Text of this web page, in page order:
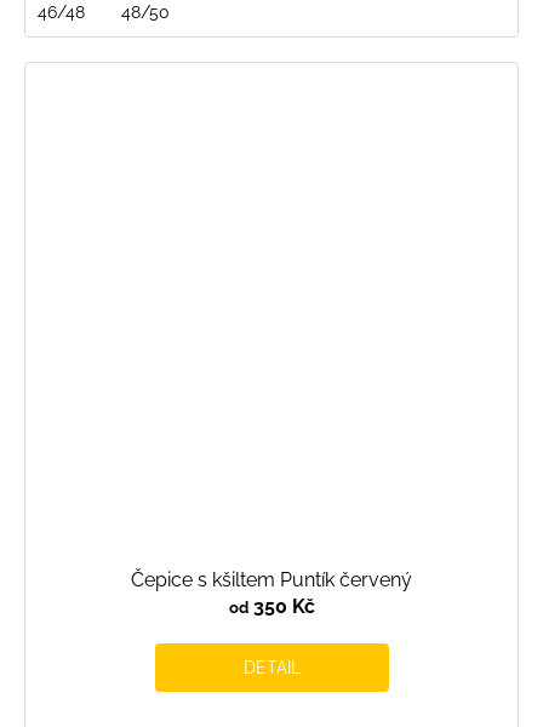
46/48 48/50
Čepice s kšiltem Puntík červený
od350 Kč
DETAIL